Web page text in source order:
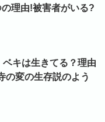
理由!被害者がいる?
ベキは生きてる？理由
の変の生存説のよう